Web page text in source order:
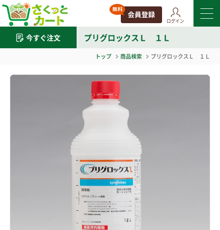
ログイン
今すぐ注文 プリグロックスＬ １Ｌ
トップ 商品検索 プリグロックスＬ １Ｌ